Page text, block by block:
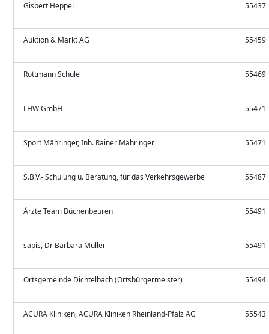
Gisbert Heppel 55437
Auktion & Markt AG 55459
Rottmann Schule 55469
LHW GmbH 55471
Sport Mähringer, Inh. Rainer Mähringer 55471
S.B.V.- Schulung u. Beratung, für das Verkehrsgewerbe 55487
Ärzte Team Büchenbeuren 55491
sapis, Dr Barbara Müller 55491
Ortsgemeinde Dichtelbach (Ortsbürgermeister) 55494
ACURA Kliniken, ACURA Kliniken Rheinland-Pfalz AG 55543